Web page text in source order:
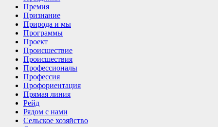
Премия
Признание
Природа и мы
Программы
Проект
Происшествие
Происшествия
Профессионалы
Профессия
Профориентация
Прямая линия
Рейд
Рядом с нами
Сельское хозяйство